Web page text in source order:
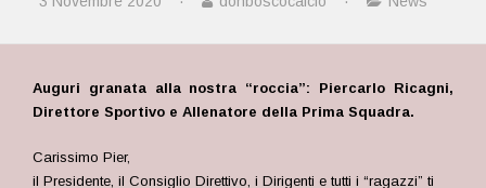
Auguri granata alla nostra “roccia”: Piercarlo Ricagni,
Direttore Sportivo e Allenatore della Prima Squadra.
Carissimo Pier,
il Presidente, il Consiglio Direttivo, i Dirigenti e tutti i “ragazzi” ti